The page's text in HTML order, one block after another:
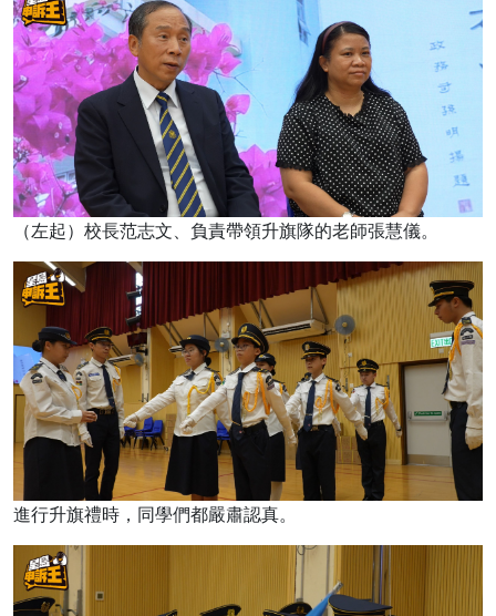
（左起）校長范志文、負責帶領升旗隊的老師張慧儀。
進行升旗禮時，同學們都嚴肅認真。